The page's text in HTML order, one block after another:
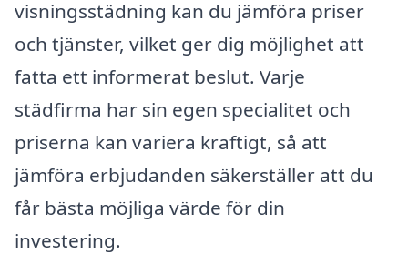
visningsstädning kan du jämföra priser
och tjänster, vilket ger dig möjlighet att
fatta ett informerat beslut. Varje
städfirma har sin egen specialitet och
priserna kan variera kraftigt, så att
jämföra erbjudanden säkerställer att du
får bästa möjliga värde för din
investering.